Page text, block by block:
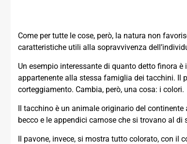
Come per tutte le cose, però, la natura non
caratteristiche utili alla sopravvivenza
Un esempio interessante di quanto detto finora è
appartenente alla stessa famiglia dei tacchini. Il
corteggiamento. Cambia, però, una cosa: i colori.
Il tacchino è un animale originario del
becco e le appendici carnose che si trovano al di
Il pavone, invece, si mostra tutto colorato, con il